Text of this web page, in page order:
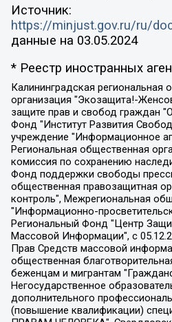
Источник:
https://minjust.gov.ru/ru/
данные на 03.05.2024
* Реестр иностранных
Калининградская региональная общественная организация "Экозащита!-Женсовет", Фонд содействия защите прав и свобод граждан "Общественный вердикт", Фонд "Институт Развития Свободы Информации", Частное учреждение "Информационное агентство МЕМО. РУ", Региональная общественная организация "Общественная комиссия по сохранению наследия академика Сахарова", Фонд поддержки свободы прессы, Санкт-Петербургская общественная правозащитная организация "Гражданский контроль", Межрегиональная общественная организация "Информационно-просветительский центр "Мемориал", Региональный Фонд "Центр Защиты Прав Средств Массовой Информации", с 05.12.2023 Фонд "Центр Защиты Прав Средств массовой информации", Региональная общественная благотворительная организация помощи беженцам и мигрантам "Гражданское содействие", Негосударственное образовательное учреждение дополнительного профессионального образования (повышение квалификации) специалистов "АКАДЕМИЯ ПО ПРАВАМ ЧЕЛОВЕКА", Свердловская региональная общественная организация "Сутяжник", Автономная некоммерческая организация "Центр независимых социологических исследований", Союз общественных объединений "Российский исследовательский центр по правам человека", Региональное общественное учреждение научно-информационный центр "МЕМОРИАЛ", Некоммерческая организация "Фонд защиты гласности", Автономная некоммерческая организация "Институт прав человека", Городская общественная организация "Екатеринбургское общество "МЕМОРИАЛ", Городская общественная организация "Рязанское историко-просветительское и правозащитное общество "Мемориал" (Рязанский Мемориал), Челябинский региональный орган общественной самодеятельности – женское общественное объединение "Женщины Евразии", Челябинский региональный орган общественной самодеятельности "Уральская правозащитная группа", Фонд содействия защите здоровья и социальной справедливости имени Андрея Рылькова, Автономная Некоммерческая Организация "Аналитический Центр Юрия Левады", Автономная некоммерческая организация социальной поддержки населения "Проект Апрель", Региональная общественная организация помощи женщинам и детям, находящимся в кризисной ситуации "Информационно-методический центр "Анна", Фонд содействия развитию массовых коммуникаций и правовому просвещению "Так-так-Так", Фонд содействия устойчивому развитию "Серебряная тайга", Свердловский региональный общественный фонд социальных проектов "Новое время", "Idel.Реалии", Кавказ.Реалии, Крым.Реалии, Телеканал Настоящее Время, Татаро-башкирская служба Радио Свобода (Azatliq Radiosi), Радио Свободная Европа/Радио Свобода (PCE/PC), "Сибирь.Реалии", "Фактограф", Благотворительный фонд помощи осужденным и их семьям, Автономная некоммерческая организация "Институт глобализации и социальных движений", Фонд "В защиту прав заключенных", Частное учреждение "Центр поддержки и содействия развитию средств массовой информации", Пензенский региональный общественный благотворительный фонд "Гражданский союз", "Север.Реалии", Некоммерческая организация Фонд "Правовая инициатива", Общество с ограниченной ответственностью "Радио Свободная Европа/Радио Свобода", Чешское информационное агентство "MEDIUM-ORIENT", Красноярская региональная общественная организация "Мы против СПИДа", Камалягин Денис Николаевич, Маркелов Сергей Евгеньевич, Пономарев Лев Александрович, Савицкая Людмила Алексеевна, Автономная некоммерческая организация "Центр по работе с проблемой насилия "НАСИЛИЮ.НЕТ", Межрегиональный профессиональный союз работников здравоохранения "Альянс врачей", Юридическое лицо, зарегистрированное в Латвийской Республике, SIA "Medusa Project" (регистрационный номер 40103797863, дата регистрации 10.06.2014), Некоммерческая организация "Фонд по борьбе с коррупцией", Автономная некоммерческая организация "Институт права и публичной политики", Баданин Роман Сергеевич, Гликин Максим Александрович, Железнова Мария Михайловна, Лукьянова Юлия Сергеевна, Маетная Елизавета Витальевна, Маняхин Петр Борисович, Чуракова Ольга Владимировна, Ярош Юлия Петровна, Юридическое лицо "The Insider SIA", зарегистрированное в Риге, Латвийская Республика (дата регистрации 26.06.2015), являющееся администратором доменного имени интернет-издания "The Insider SIA", https://theins.ru, Постернак Алексей Евгеньевич, Рубин Михаил Аркадьевич, Анин Роман Александрович, Юридическое лицо Istories fonds, зарегистрированное в Латвийской Республике (регистрационный номер 50008295751, дата регистрации 24.02.2020), Великовский Дмитрий Александрович, Долинина Ирина Николаевна, Мароховская Алеся Алексеевна, Шлейнов Роман Юрьевич, Шмагун Олеся Валентиновна, Общество с ограниченной ответственностью "Альтаир 2021", Общество с ограниченной ответственностью "Вега 2021", Общество с ограниченной ответственностью "Главный редактор 2021", Общество с ограниченной ответственностью "Ромашки монолит", Важенков Артем Валерьевич, Ивановская областная общественная организация "Центр гендерных исследований", Гурман Юрий Альбертович, Медиапроект "ОВД-Инфо", Егоров Владимир Владимирович, Жилинский Владимир Александрович, Общество с ограниченной ответственностью "ЗП", Иванова София Юрьевна, Карезина Инна Павловна, Кильтау Екатерина Викторовна, Петров Алексей Викторович, Пискунов Сергей Евгеньевич, Смирнов Сергей Сергеевич, Тихонов Михаил Сергеевич, Общество с ограниченной ответственностью "ЖУРНАЛИСТ-ИНОСТРАННЫЙ АГЕНТ", Арапова Галина Юрьевна, Вольтская Татьяна Анатольевна, Американская компания "Mason G.E.S. Anonymous Foundation" (США), являющаяся владельцем интернет-издания https://mnews.world/, Компания "Stichting Bellingcat", зарегистрированная в Нидерландах (дата регистрации 11.07.2018), Захаров Андрей Вячеславович, Клепиковская Екатерина Дмитриевна, Общество с ограниченной ответственностью "МЕМО", Перл Роман Александрович, Симонов Евгений Алексеевич, Соловьева Елена Анатольевна, Сотников Даниил Владимирович, Сурначева Елизавета Дмитриевна, Автономная некоммерческая организация по защите прав человека и информированию населения "Якутия – Наше Мнение", Общество с ограниченной ответственностью "Москоу диджитал медиа", с 26.01.2023 Общество с ограниченной ответственностью "Чайка Белые сады", Ветошкина Валерия Валерьевна, Заговора Максим Александрович, Межрегиональное общественное движение "Российская ЛГБТ - сеть", Оленичев Максим Владимирович, Павлов Иван Юрьевич, Скворцова Елена Сергеевна, Общество с ограниченной ответственностью "Как бы инагент", Кочетков Игорь Викторович, Общество с ограниченной ответственностью "Честные выборы", Еланчик Олег Александрович, Общество с ограниченной ответственностью "Нобелевский призыв", Гималова Регина Эмилевна, Григорьев Андрей Валерьевич, Григорьева Алина Александровна, Ассоциация по содействию защите прав призывников, альтернативнослужащих и военнослужащих "Правозащитная группа "Гражданин.Армия.Право", Хисамова Регина Фаритовна, Автономная некоммерческая организация по реализации социально-правовых программ "Лилит", Дальневосточное общественное движение "Маяк", Санкт-Петербургская ЛГБТ-инициативная группа "Выход", Инициативная группа ЛГБТ+